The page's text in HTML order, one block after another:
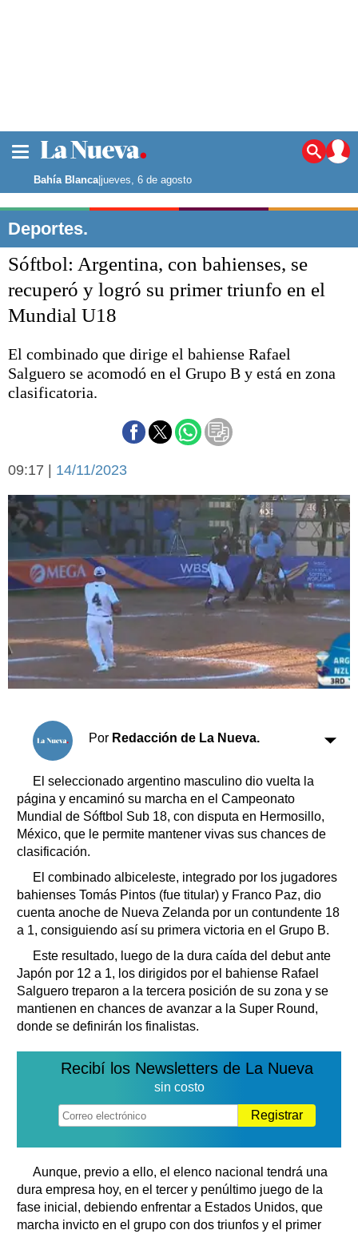
Noticias
La ciudad
Punta Alta
El mundo
Seguridad
Opinión
Liga del Sur
Básquetbol
Aplausos
Economía y campo
Con el campo
Espacio empresas
Sociedad y tiempo
libre
Sociedad
Tecnología
Turismo
El tiempo
Cartón Lleno
Clasificados
Horóscopo
Servicios
Farmacias
Transportes
Loterías
Fúnebres
Edictos
Teléfonos de urgencia
Bahía Blanca|jueves, 6 de agosto
Deportes.
Sóftbol: Argentina, con bahienses, se
recuperó y logró su primer triunfo en el
Mundial U18
El combinado que dirige el bahiense Rafael
Salguero se acomodó en el Grupo B y está en zona
clasificatoria.
09:17 | 14/11/2023
Por Redacción de La Nueva.
El seleccionado argentino masculino dio vuelta la
página y encaminó su marcha en el Campeonato
Mundial de Sóftbol Sub 18, con disputa en Hermosillo,
México, que le permite mantener vivas sus chances de
clasificación.
El combinado albiceleste, integrado por los jugadores
bahienses Tomás Pintos (fue titular) y Franco Paz, dio
cuenta anoche de Nueva Zelanda por un contundente 18
a 1, consiguiendo así su primera victoria en el Grupo B.
Este resultado, luego de la dura caída del debut ante
Japón por 12 a 1, los dirigidos por el bahiense Rafael
Salguero treparon a la tercera posición de su zona y se
mantienen en chances de avanzar a la Super Round,
donde se definirán los finalistas.
Recibí los Newsletters de La Nueva
sin costo
Registrar
Aunque, previo a ello, el elenco nacional tendrá una
dura empresa hoy, en el tercer y penúltimo juego de la
fase inicial, debiendo enfrentar a Estados Unidos, que
marcha invicto en el grupo con dos triunfos y el primer